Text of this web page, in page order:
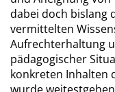
dabei doch bislang
vermittelten
Aufrechterhaltung
pädagogischer
konkreten Inhalten